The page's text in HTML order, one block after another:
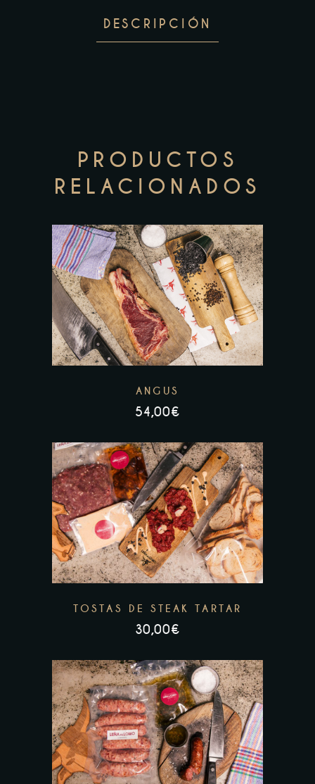
DESCRIPCIÓN
PRODUCTOS
RELACIONADOS
ANGUS
54,00€
TOSTAS DE STEAK TARTAR
30,00€